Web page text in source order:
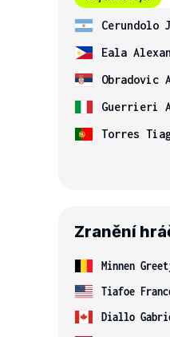
Cerundolo
Eala
Obradovic
Guerrieri
Torres
Zranění
Minnen
Tiafoe
Diallo